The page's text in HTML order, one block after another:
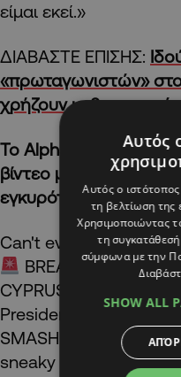
είμαι εκεί.»
ΔΙΑΒΑΣΤΕ ΕΠΙΣΗΣ:
«πρωταγωνιστών»
χρήζουν
Το AlphaNews.Live
βίντεο με κάθε
εγκυρότητα και τη
Can't even describe
BREAKING
CYPRUS
President Nikos
SMASHED the €1M
sneaky family network!
Αυτός
Αυτός ο
τη βελτίωση της
Χρησιμοποιώντας
τη
σύμφωνα με την
SHOW ALL